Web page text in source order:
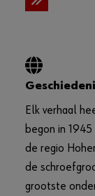
Elk verhaal
begon in
de regio
de
grootste